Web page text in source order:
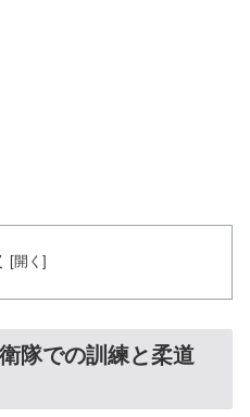
隊での訓練と柔道